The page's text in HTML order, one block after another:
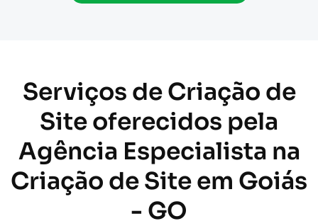
Serviços de Criação de
Site oferecidos pela
Agência Especialista na
Criação de Site em Goiás
- GO